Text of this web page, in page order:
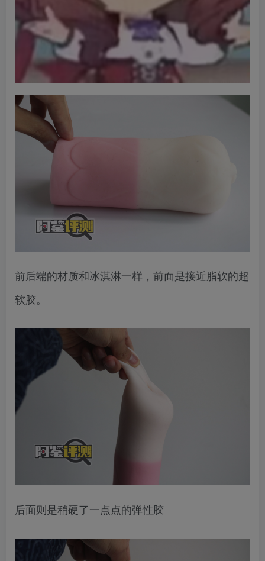
前后端的材质和冰淇淋一样，前面是接近脂软的超
软胶。
后面则是稍硬了一点点的弹性胶